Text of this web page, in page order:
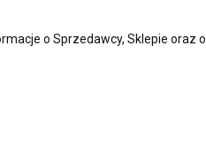
o Sprzedawcy, Sklepie oraz